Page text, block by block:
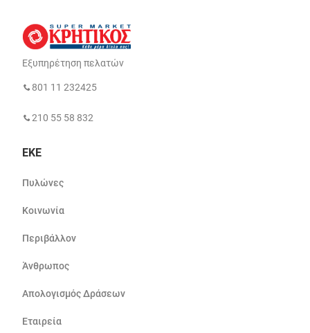
Εξυπηρέτηση πελατών
801 11 232425
210 55 58 832
ΕΚΕ
Πυλώνες
Κοινωνία
Περιβάλλον
Άνθρωπος
Απολογισμός Δράσεων
Εταιρεία